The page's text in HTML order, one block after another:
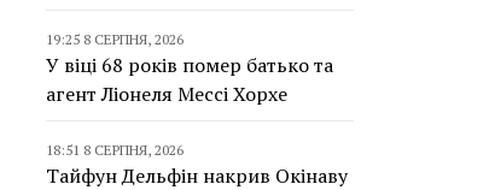
19:25 8 СЕРПНЯ, 2026
У віці 68 років помер батько та
агент Ліонеля Мессі Хорхе
18:51 8 СЕРПНЯ, 2026
Тайфун Дельфін накрив Окінаву